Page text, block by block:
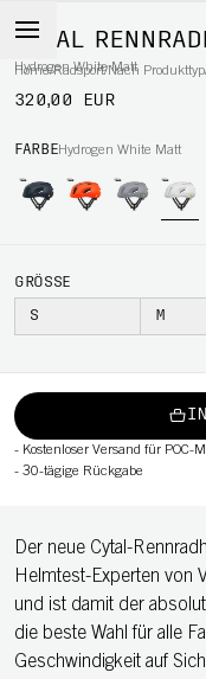
Home/Radsport/Nach Produkttyp
CYTAL
Hydrogen White Matt
320,00 EUR
FARBEHydrogen White Matt
GRÖSSE
S M
- Kostenloser Versand für POC-
- 30-tägige Rückgabe
Der neue Cytal-
Helmtest-Experten von
und ist damit der
die beste Wahl für alle
Geschwindigkeit auf